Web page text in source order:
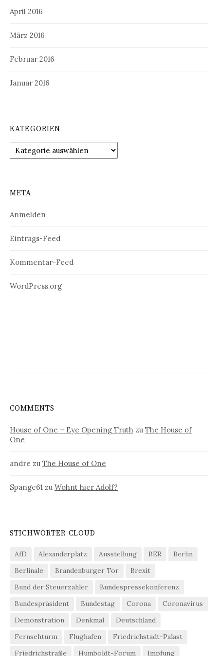
April 2016
März 2016
Februar 2016
Januar 2016
KATEGORIEN
Kategorien
META
Anmelden
Eintrags-Feed
Kommentar-Feed
WordPress.org
COMMENTS
House of One – Eye Opening Truth zu The House of
One
andre zu The House of One
Spange61 zu Wohnt hier Adolf?
STICHWÖRTER CLOUD
AfD Alexanderplatz Ausstellung BER
Berlin
Berlinale
Brandenburger Tor
Brexit
Bund der Steuerzahler
Bundespressekonferenz
Bundespräsident
Bundestag Corona
Coronavirus
Demonstration
Denkmal
Deutschland
Fernsehturm
Flughafen
Friedrichstadt-Palast
Friedrichstraße
Humboldt-Forum Impfung